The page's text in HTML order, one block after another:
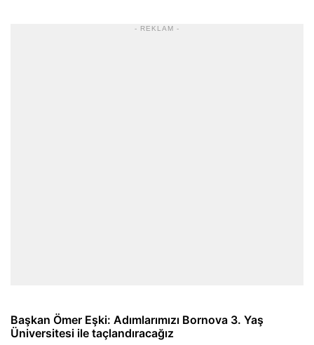
- REKLAM -
Başkan Ömer Eşki: Adımlarımızı Bornova 3. Yaş
Üniversitesi ile taçlandıracağız